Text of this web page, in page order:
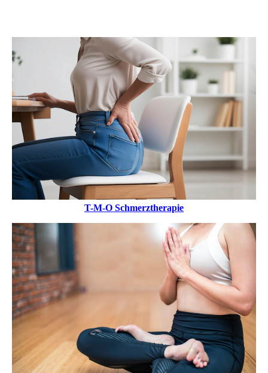
T-M-O Schmerztherapie